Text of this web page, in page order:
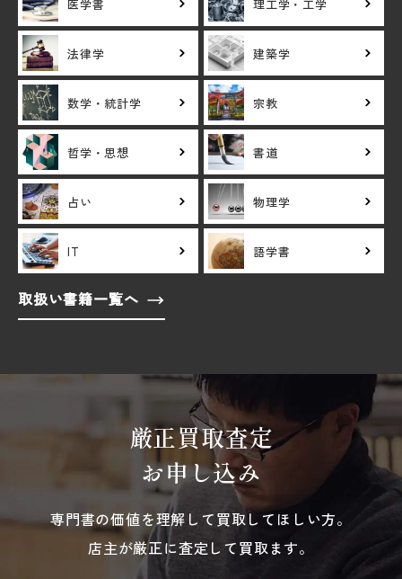
医学書 理工学・工学
法律学 建築学
数学・統計学 宗教
哲学・思想 書道
占い 物理学
IT 語学書
取扱い書籍一覧へ
厳正買取査定
お申し込み
専門書の価値を理解して買取してほしい方。
店主が厳正に査定して買取ます。